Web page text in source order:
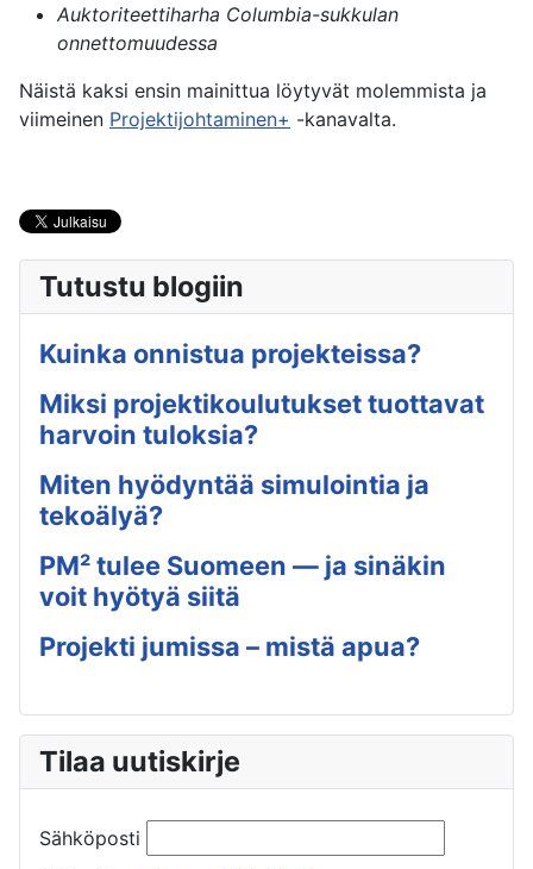
Auktoriteettiharha Columbia-sukkulan
onnettomuudessa
Näistä kaksi ensin mainittua löytyvät molemmista ja
viimeinen Projektijohtaminen+ -kanavalta.
Tutustu blogiin
Kuinka onnistua projekteissa?
Miksi projektikoulutukset tuottavat
harvoin tuloksia?
Miten hyödyntää simulointia ja
tekoälyä?
PM² tulee Suomeen — ja sinäkin
voit hyötyä siitä
Projekti jumissa – mistä apua?
Tilaa uutiskirje
Sähköposti